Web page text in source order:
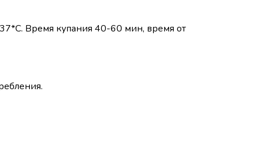
Время купания 40-60 мин, время от